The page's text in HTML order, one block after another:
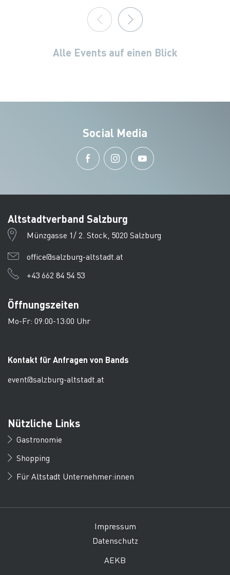
Alle Events auf einen Blick
Social Media
Altstadtverband Salzburg
Münzgasse 1/ 2. Stock, 5020 Salzburg
office@salzburg-altstadt.at
+43 662 84 54 53
Öffnungszeiten
Mo-Fr: 09:00-13:00 Uhr
Kontakt für Anfragen von Bands
event@salzburg-altstadt.at
Nützliche Links
Gastronomie
Shopping
Für Altstadt Unternehmer:innen
Impressum
Datenschutz
AEKB